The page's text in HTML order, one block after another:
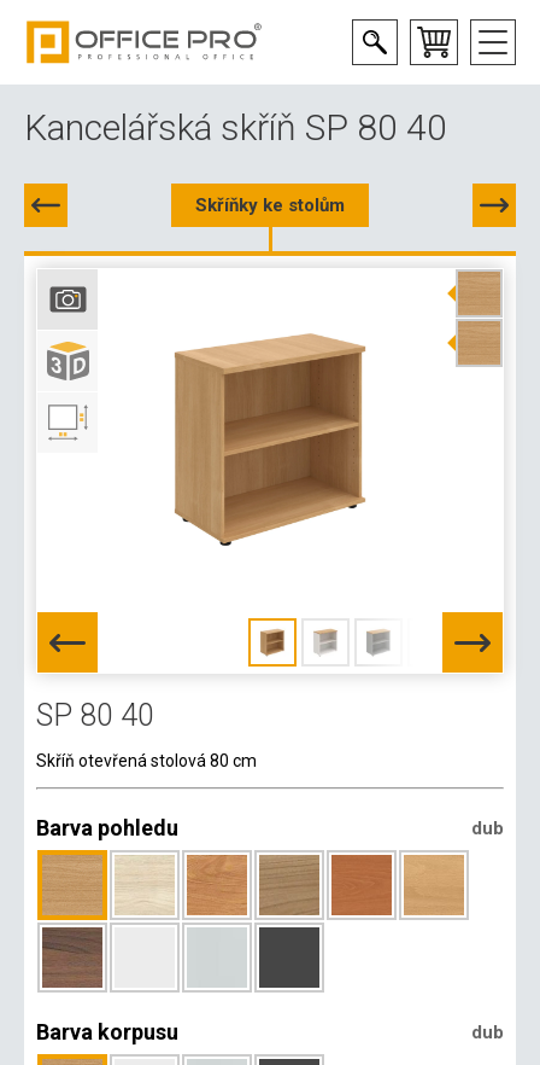
Kancelářská skříň SP 80 40
Skříňky ke stolům
SP 80 40
Skříň otevřená stolová 80 cm
Barva pohledu dub
Barva korpusu dub